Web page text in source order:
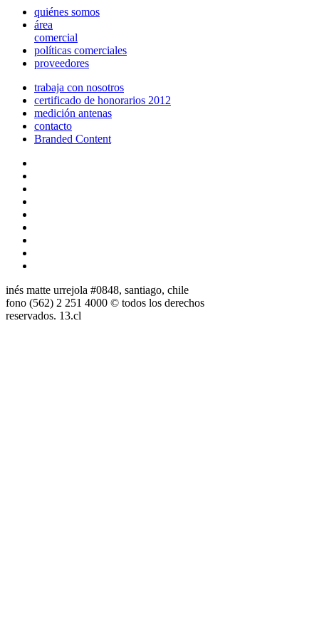
quiénes somos
área
comercial
políticas comerciales
proveedores
trabaja con nosotros
certificado de honorarios 2012
medición antenas
contacto
Branded Content
inés matte urrejola #0848, santiago, chile
fono (562) 2 251 4000 © todos los derechos
reservados. 13.cl